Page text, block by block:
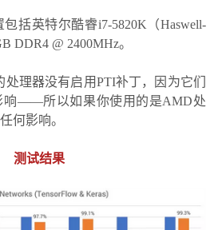
括英特尔酷睿i7-5820K（Haswell-
DDR4 @ 2400MHz。
理器没有启用PTI补丁，因为它们
响——所以如果你使用的是AMD处
何影响。
测试结果